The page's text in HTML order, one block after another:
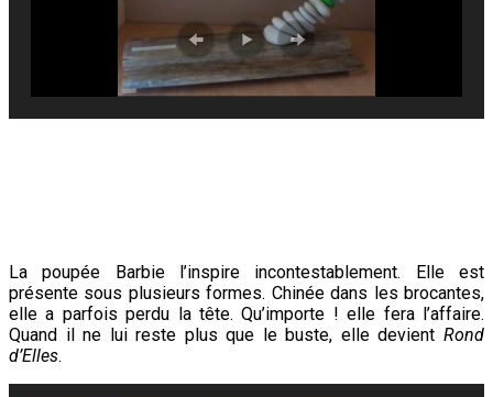
La poupée Barbie l’inspire incontestablement. Elle est
présente sous plusieurs formes. Chinée dans les brocantes,
elle a parfois perdu la tête. Qu’importe ! elle fera l’affaire.
Quand il ne lui reste plus que le buste, elle devient Rond
d’Elles.